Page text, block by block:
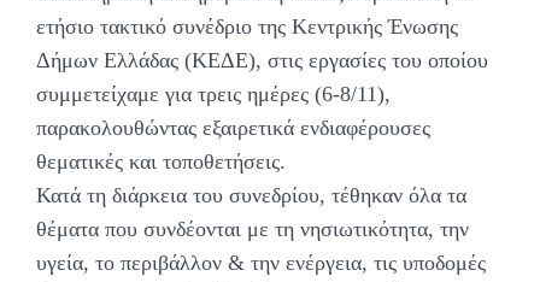
ετήσιο τακτικό συνέδριο της Κεντρικής Ένωσης
Δήμων Ελλάδας (ΚΕΔΕ), στις εργασίες του οποίου
συμμετείχαμε για τρεις ημέρες (6-8/11),
παρακολουθώντας εξαιρετικά ενδιαφέρουσες
θεματικές και τοποθετήσεις.
Κατά τη διάρκεια του συνεδρίου, τέθηκαν όλα τα
θέματα που συνδέονται με τη νησιωτικότητα, την
υγεία, το περιβάλλον & την ενέργεια, τις υποδομές